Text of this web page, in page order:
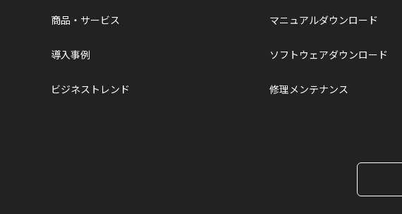
商品・サービス
導入事例
ビジネストレンド
マニュアルダウンロード
ソフトウェアダウンロード
修理メンテナンス